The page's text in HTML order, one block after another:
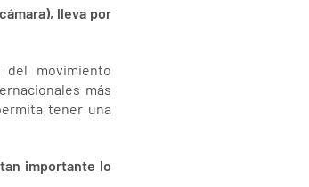
lleva por
movimiento
más
tener una
importante lo